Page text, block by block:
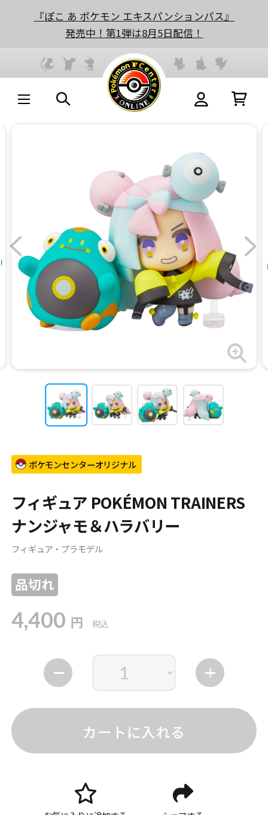
『ぽこ あ ポケモン エキスパンションパス』
発売中！第1弾は8月5日配信！
ポケモンセンターオリジナル
フィギュア POKÉMON TRAINERS
ナンジャモ＆ハラバリー
フィギュア・プラモデル
品切れ
4,400 円 税込
カートに入れる